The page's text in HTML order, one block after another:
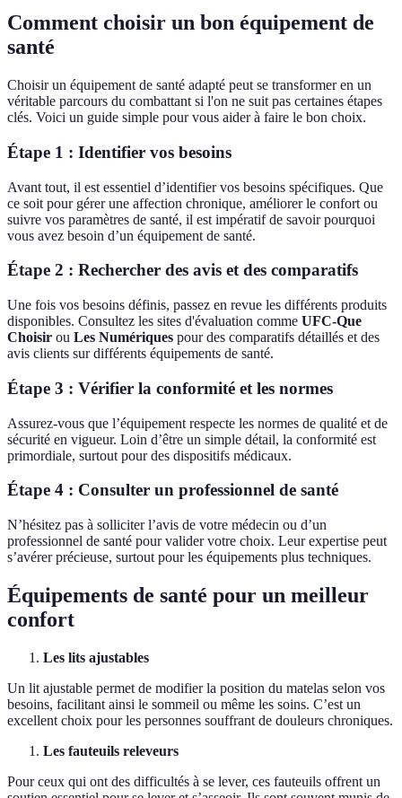
Comment choisir un bon équipement de
santé
Choisir un équipement de santé adapté peut se transformer en un
véritable parcours du combattant si l'on ne suit pas certaines étapes
clés. Voici un guide simple pour vous aider à faire le bon choix.
Étape 1 : Identifier vos besoins
Avant tout, il est essentiel d’identifier vos besoins spécifiques. Que
ce soit pour gérer une affection chronique, améliorer le confort ou
suivre vos paramètres de santé, il est impératif de savoir pourquoi
vous avez besoin d’un équipement de santé.
Étape 2 : Rechercher des avis et des comparatifs
Une fois vos besoins définis, passez en revue les différents produits
disponibles. Consultez les sites d'évaluation comme UFC-Que
Choisir ou Les Numériques pour des comparatifs détaillés et des
avis clients sur différents équipements de santé.
Étape 3 : Vérifier la conformité et les normes
Assurez-vous que l’équipement respecte les normes de qualité et de
sécurité en vigueur. Loin d’être un simple détail, la conformité est
primordiale, surtout pour des dispositifs médicaux.
Étape 4 : Consulter un professionnel de santé
N’hésitez pas à solliciter l’avis de votre médecin ou d’un
professionnel de santé pour valider votre choix. Leur expertise peut
s’avérer précieuse, surtout pour les équipements plus techniques.
Équipements de santé pour un meilleur
confort
Les lits ajustables
Un lit ajustable permet de modifier la position du matelas selon vos
besoins, facilitant ainsi le sommeil ou même les soins. C’est un
excellent choix pour les personnes souffrant de douleurs chroniques.
Les fauteuils releveurs
Pour ceux qui ont des difficultés à se lever, ces fauteuils offrent un